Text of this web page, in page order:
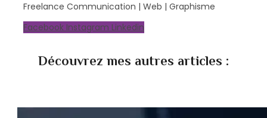
Freelance Communication | Web | Graphisme
Facebook Instagram Linkedin
Découvrez mes autres articles :